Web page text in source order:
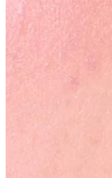
Industrial